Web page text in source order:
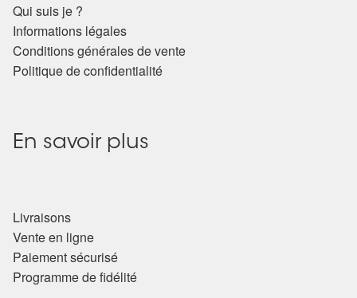
Qui suis je ?
Informations légales
Conditions générales de vente
Politique de confidentialité
En savoir plus
Livraisons
Vente en ligne
Paiement sécurisé
Programme de fidélité